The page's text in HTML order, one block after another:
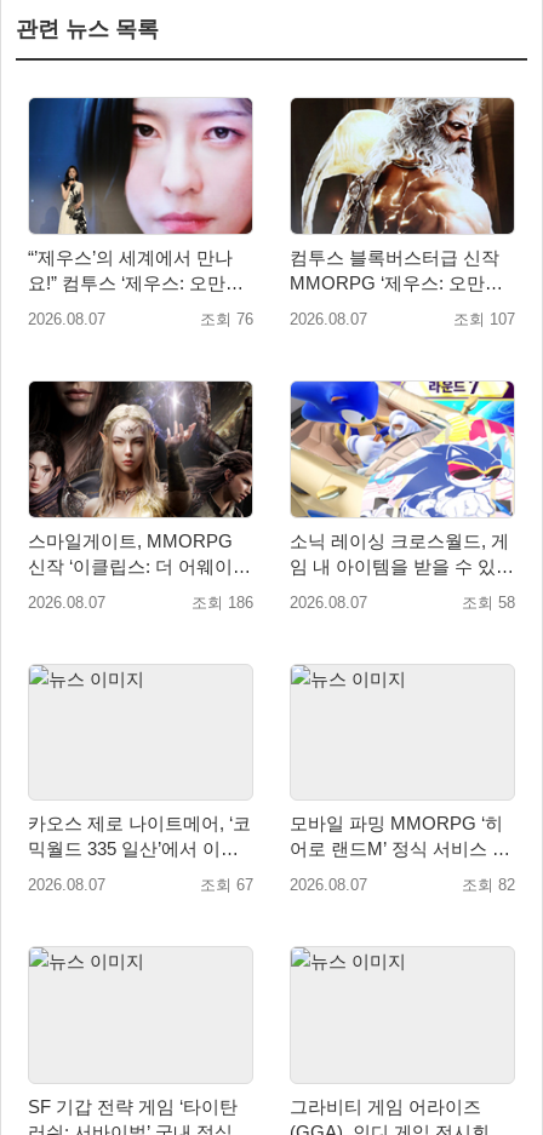
관련 뉴스 목록
“’제우스’의 세계에서 만나
요!” 컴투스 ‘제우스: 오만의
신’ 쇼케이스 찾은 배우 박지
2026.08.07 조회 76
컴투스 블록버스터급 신작
MMORPG ‘제우스: 오만의
신’, 8월 26일 출시!
2026.08.07 조회 107
스마일게이트, MMORPG
신작 ‘이클립스: 더 어웨이크
닝’ 9월 10일 론칭!
2026.08.07 조회 186
소닉 레이싱 크로스월드, 게
임 내 아이템을 받을 수 있는
‘레전드 대회 라운드 7’ 개최!
2026.08.07 조회 58
카오스 제로 나이트메어, ‘코
믹월드 335 일산’에서 이용
자 소통 예고
2026.08.07 조회 67
모바일 파밍 MMORPG ‘히
어로 랜드M’ 정식 서비스 돌
입
2026.08.07 조회 82
SF 기갑 전략 게임 ‘타이탄
그라비티 게임 어라이즈